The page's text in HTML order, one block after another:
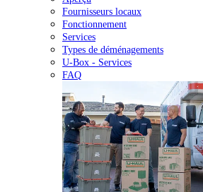
Fournisseurs locaux
Fonctionnement
Services
Types de déménagements
U-Box - Services
FAQ